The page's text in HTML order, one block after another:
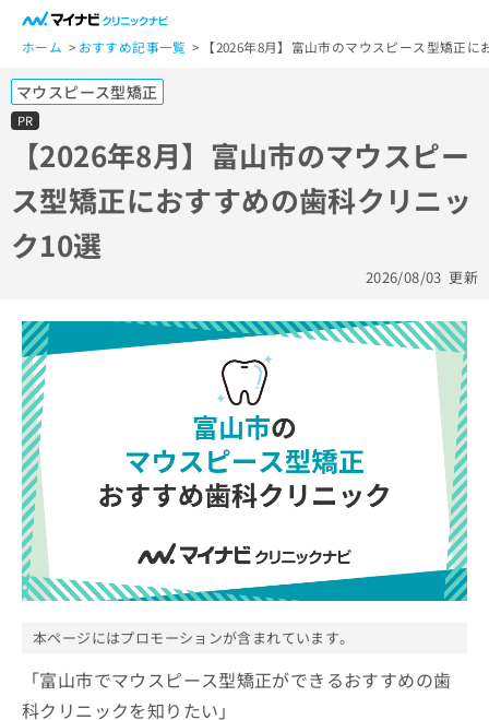
ホーム おすすめ記事一覧 【2026年8月】富山市のマウスピース型矯正
マウスピース型矯正
PR
【2026年8月】富山市のマウスピー
ス型矯正におすすめの歯科クリニッ
ク10選
2026/08/03 更新
本ページにはプロモーションが含まれています。
「富山市でマウスピース型矯正ができるおすすめの歯
科クリニックを知りたい」
一
般
ー
ザ
ー
の
方
は
こ
ち
マ
イ
ナ
ビ
ク
リ
ニ
ッ
ク
ナ
ビ
に
す
お
問
医
療
関
係
者
の
方
は
こ
ち
ら
広
出
稿
告
代